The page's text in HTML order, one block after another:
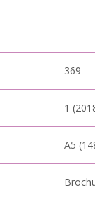
369
1
A5